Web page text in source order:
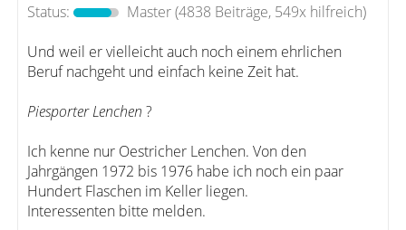
Status:
Master(4838 Beiträge, 549x hilfreich)
Und weil er vielleicht auch noch einem ehrlichen
Beruf nachgeht und einfach keine Zeit hat.
Piesporter Lenchen ?
Ich kenne nur Oestricher Lenchen. Von den
Jahrgängen 1972 bis 1976 habe ich noch ein paar
Hundert Flaschen im Keller liegen.
Interessenten bitte melden.